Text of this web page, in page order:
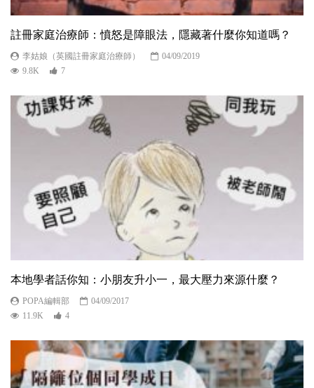
註冊家庭治療師：憤怒是障眼法，隱藏著什麼你知道嗎？
李姑娘（英國註冊家庭治療師）
04/09/2019
9.8K
7
本地學者話你知：小朋友升小一，最大壓力來源什麼？
POPA編輯部
04/09/2017
11.9K
4